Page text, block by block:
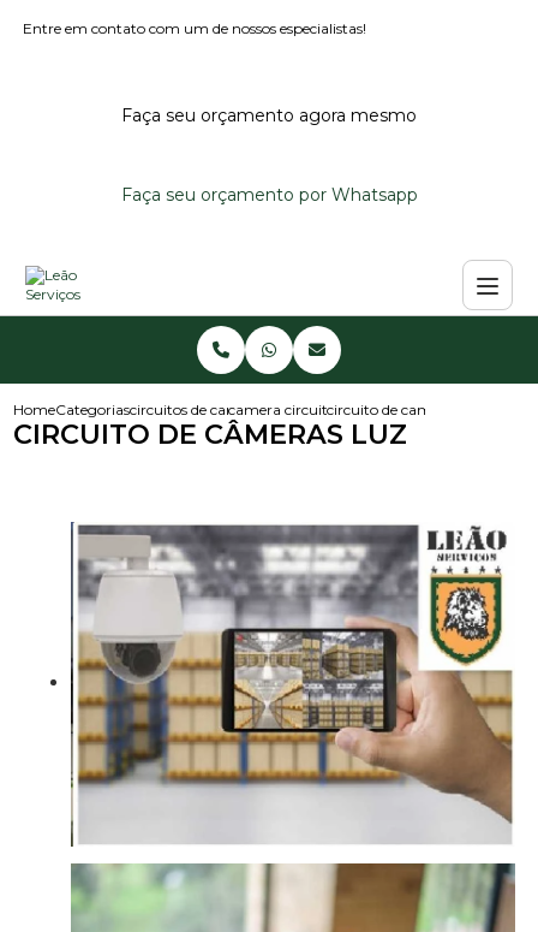
Entre em contato com um de nossos especialistas!
Faça seu orçamento agora mesmo
Faça seu orçamento por Whatsapp
HomeCategoriascircuitos de camerascamera circuito fechadocircuito de cameras luz
CIRCUITO DE CÂMERAS LUZ